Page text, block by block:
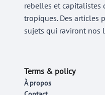
rebelles et capitalistes
tropiques. Des articles
sujets qui raviront nos
Terms & policy
À propos